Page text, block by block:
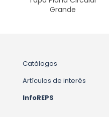
Grande
Catálogos
Artículos de interés
InfoREPS